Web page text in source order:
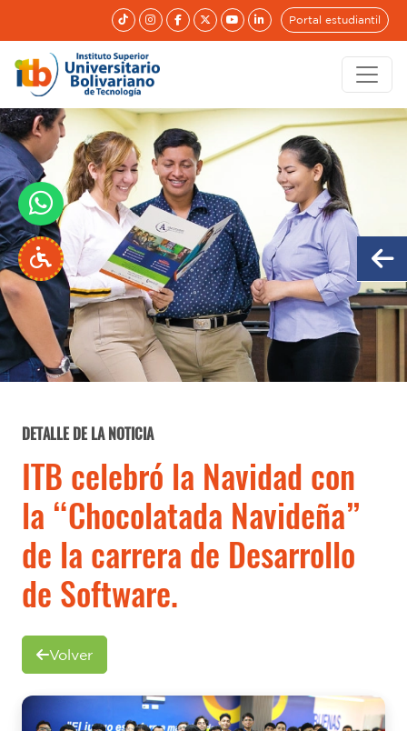
Portal estudiantil
DETALLE DE LA NOTICIA
ITB celebró la Navidad con
la “Chocolatada Navideña”
de la carrera de Desarrollo
de Software.
Volver